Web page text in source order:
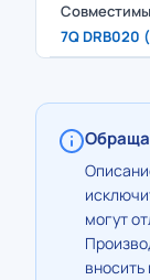
7Q DRB020
могут